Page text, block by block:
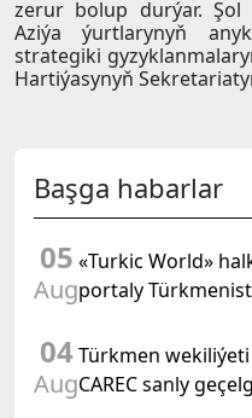
zerur bolup durýar. Şol
Aziýa ýurtlarynyň
strategiki
Hartiýasynyň
Başga habarlar
05
Aug
«Turkic World»
portaly
beýan eder
04
Aug
Türkmen
CAREC sanly